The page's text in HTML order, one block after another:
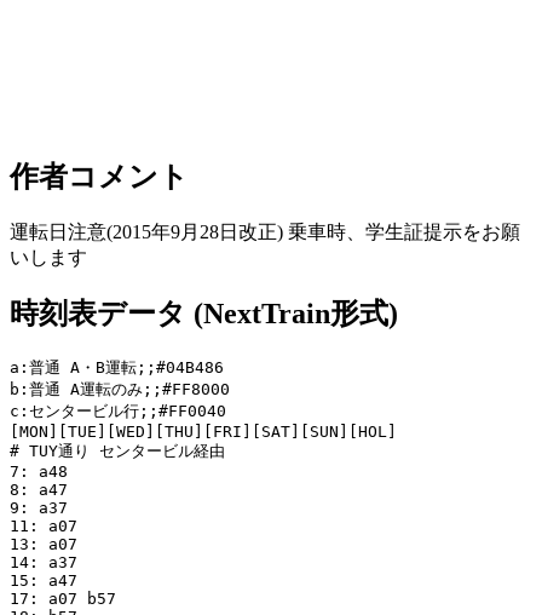
作者コメント
運転日注意(2015年9月28日改正) 乗車時、学生証提示をお願
いします
時刻表データ (NextTrain形式)
a:普通 A・B運転;;#04B486
b:普通 A運転のみ;;#FF8000
c:センタービル行;;#FF0040
[MON][TUE][WED][THU][FRI][SAT][SUN][HOL]
# TUY通り センタービル経由
7: a48
8: a47
9: a37
11: a07
13: a07
14: a37
15: a47
17: a07 b57